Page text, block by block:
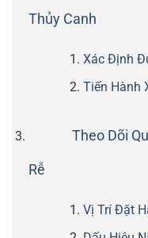
Thủy Canh
Xác Định
Tiến Hành
Theo Dõi
Rễ
Vị Trí Đặt